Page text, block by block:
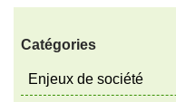
Catégories
Enjeux de société